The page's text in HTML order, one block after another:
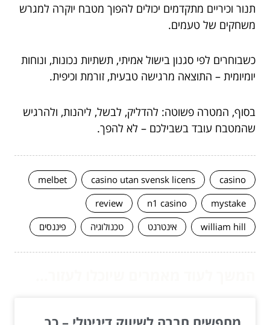
תנור וכיריים מתקדמים יכולים להפוך מטבח יוקרה למגרש
משחקים של טעמים.
כשבוחרים לפי סגנון בישול אמיתי, תשתיות נכונות, ונוחות
יומיומית – התוצאה מרגישה טבעית, זורמת וכיפית.
בסוף, המטרה פשוטה: להדליק, לבשל, ליהנות, ולהרגיש
שהמטבח עובד בשבילכם – לא להפך.
casino
casino utan svensk licens
melbet
mystake
n1 casino
review
william hill
אינטרנט טכנולוגיה פיננסים